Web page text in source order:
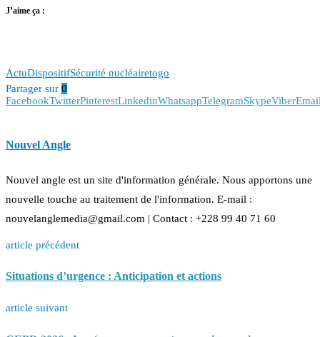
J’aime ça :
ActuDispositifSécurité nucléairetogo
Partager sur 0
FacebookTwitterPinterestLinkedinWhatsappTelegramSkypeViber
Nouvel Angle
Nouvel angle est un site d'information générale. Nous apportons une
nouvelle touche au traitement de l'information. E-mail :
nouvelanglemedia@gmail.com | Contact : +228 99 40 71 60
article précédent
Situations d’urgence : Anticipation et actions
article suivant